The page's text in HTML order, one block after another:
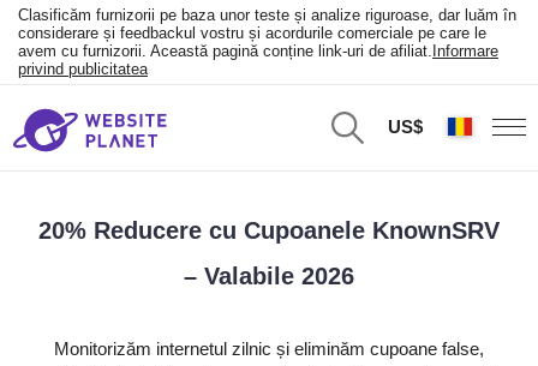
Clasificăm furnizorii pe baza unor teste și analize riguroase, dar luăm în
considerare și feedbackul vostru și acordurile comerciale pe care le
avem cu furnizorii. Această pagină conține link-uri de afiliat. Informare
privind publicitatea
US$
20% Reducere cu Cupoanele KnownSRV
– Valabile 2026
Monitorizăm internetul zilnic și eliminăm cupoane false,